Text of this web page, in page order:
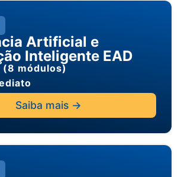
Artificial e
Inteligente EAD
(8 módulos)
Saiba mais ->